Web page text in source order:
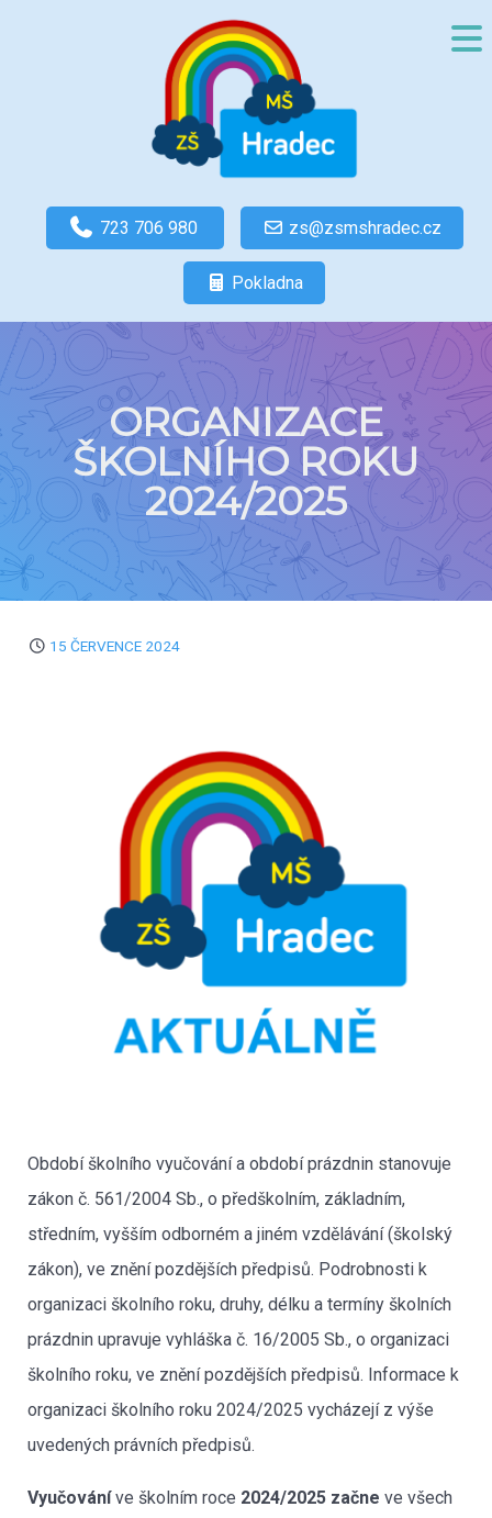
723 706 980 zs@zsmshradec.cz
Pokladna
ORGANIZACE
ŠKOLNÍHO ROKU
2024/2025
15 ČERVENCE 2024
Období školního vyučování a období prázdnin stanovuje
zákon č. 561/2004 Sb., o předškolním, základním,
středním, vyšším odborném a jiném vzdělávání (školský
zákon), ve znění pozdějších předpisů. Podrobnosti k
organizaci školního roku, druhy, délku a termíny školních
prázdnin upravuje vyhláška č. 16/2005 Sb., o organizaci
školního roku, ve znění pozdějších předpisů. Informace k
organizaci školního roku 2024/2025 vycházejí z výše
uvedených právních předpisů.
Vyučováníve školním roce 2024/2025 začne ve všech